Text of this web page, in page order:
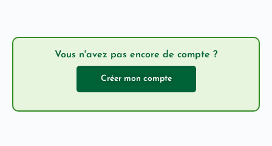
Vous n'avez pas encore de compte ?
Créer mon compte